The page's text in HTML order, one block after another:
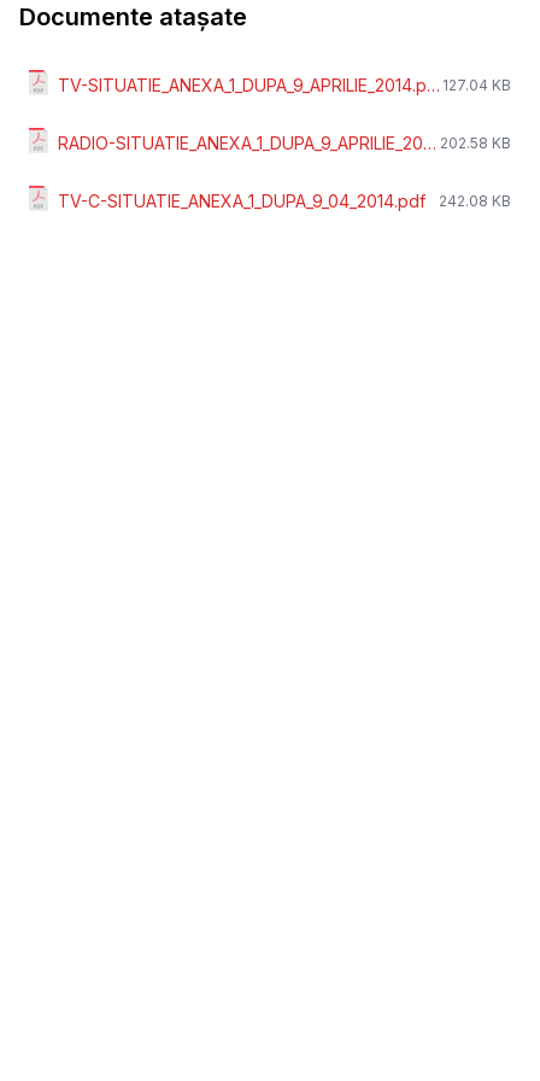
Documente atașate
TV-SITUATIE_ANEXA_1_DUPA_9_APRILIE_2014.pdf 127.04 KB
RADIO-SITUATIE_ANEXA_1_DUPA_9_APRILIE_2014.pdf 202.58 KB
TV-C-SITUATIE_ANEXA_1_DUPA_9_04_2014.pdf 242.08 KB